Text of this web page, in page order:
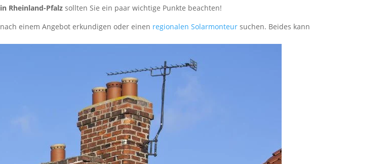
in Rheinland-Pfalzsollten Sie ein paar wichtige Punkte beachten!
nach einem Angebot erkundigen oder einen regionalen Solarmonteur suchen. Beides kann